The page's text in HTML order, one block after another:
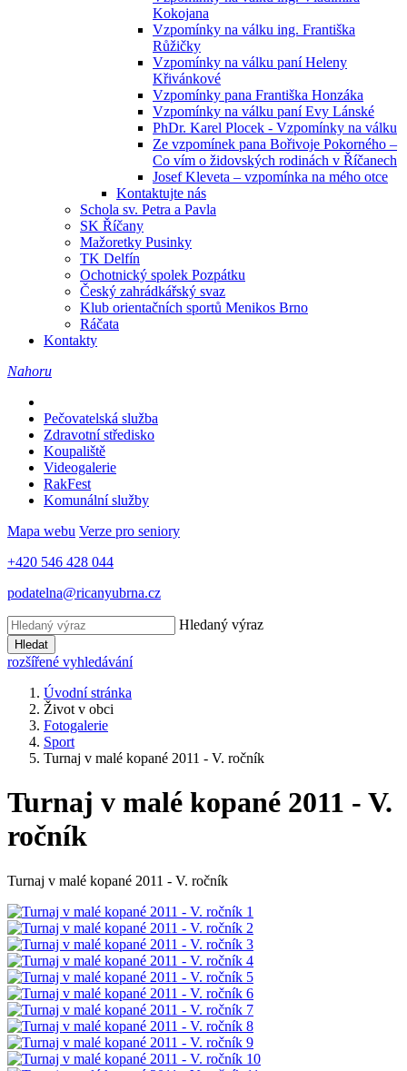
Kokojana
Vzpomínky na válku ing. Františka
Růžičky
Vzpomínky na válku paní Heleny
Křivánkové
Vzpomínky pana Františka Honzáka
Vzpomínky na válku paní Evy Lánské
PhDr. Karel Plocek - Vzpomínky na válku
Ze vzpomínek pana Bořivoje Pokorného –
Co vím o židovských rodinách v Říčanech
Josef Kleveta – vzpomínka na mého otce
Kontaktujte nás
Schola sv. Petra a Pavla
SK Říčany
Mažoretky Pusinky
TK Delfín
Ochotnický spolek Pozpátku
Český zahrádkářský svaz
Klub orientačních sportů Menikos Brno
Ráčata
Kontakty
Nahoru
Pečovatelská služba
Zdravotní středisko
Koupaliště
Videogalerie
RakFest
Komunální služby
Mapa webu Verze pro seniory
+420 546 428 044
podatelna@ricanyubrna.cz
Hledaný výraz
Hledat
rozšířené vyhledávání
Úvodní stránka
Život v obci
Fotogalerie
Sport
Turnaj v malé kopané 2011 - V. ročník
Turnaj v malé kopané 2011 - V.
ročník
Turnaj v malé kopané 2011 - V. ročník